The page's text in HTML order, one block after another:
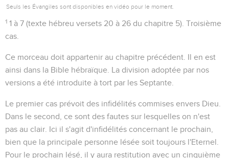
Seuls les Évangiles sont disponibles en vidéo pour le moment.
1 1 à 7 (texte hébreu versets 20 à 26 du chapitre 5).Troisième
cas
Ce morceau doit appartenir au chapitre précédent. Il en est
ainsi dans la Bible hébraïque. La division adoptée par nos
versions a été introduite à tort par les Septante.
Le premier cas prévoit des infidélités commises envers Dieu.
Dans le second, ce sont des fautes sur lesquelles on n'est
pas au clair. Ici il s'agit d'infidélités concernant le prochain,
bien que la principale personne lésée soit toujours l'Eternel.
Pour le prochain lésé, il y aura restitution avec un cinquième